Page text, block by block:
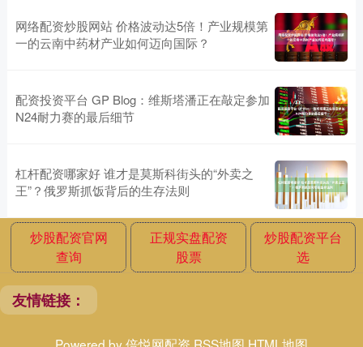
网络配资炒股网站 价格波动达5倍！产业规模第
一的云南中药材产业如何迈向国际？
配资投资平台 GP Blog：维斯塔潘正在敲定参加
N24耐力赛的最后细节
杠杆配资哪家好 谁才是莫斯科街头的“外卖之
王”？俄罗斯抓饭背后的生存法则
炒股配资官网
查询
正规实盘配资
股票
炒股配资平台
选
友情链接：